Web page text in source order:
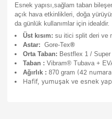
Esnek yapısı,sağlam taban
açık hava etkinlikleri, doğa
da günlük kullanımlar için idealdir.
Üst kısım: su itici split deri
Astar: Gore-Tex®
Orta Taban: Bestflex 1 /
Taban : Vibram® Tubava +
Ağırlık : 870 gram (42 numara
Hafif, yumuşak ve esnek